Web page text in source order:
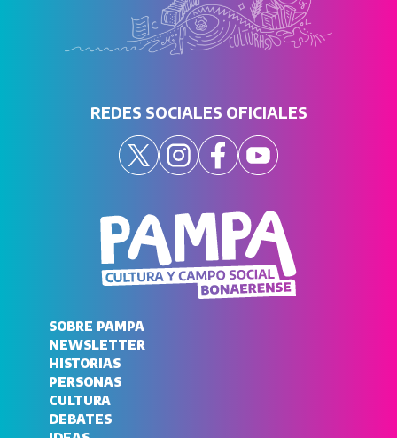
REDES SOCIALES OFICIALES
SOBRE PAMPA
NEWSLETTER
HISTORIAS
PERSONAS
CULTURA
DEBATES